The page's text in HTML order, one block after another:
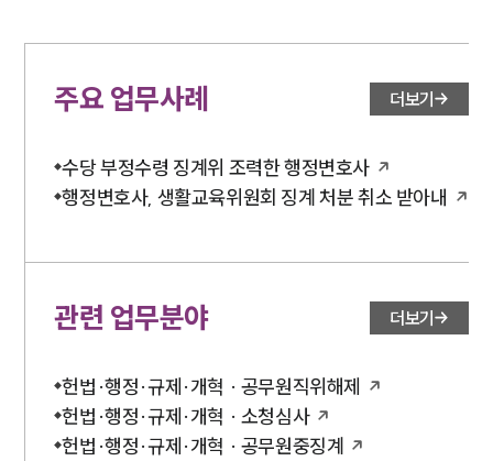
주요 업무사례 더보기
수당 부정수령 징계위 조력한 행정변호사
행정변호사, 생활교육위원회 징계 처분 취소 받아내
관련 업무분야 더보기
헌법·행정·규제·개혁 · 공무원직위해제
헌법·행정·규제·개혁 · 소청심사
헌법·행정·규제·개혁 · 공무원중징계